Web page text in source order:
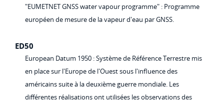
"EUMETNET GNSS water vapour programme" : Programme
européen de mesure de la vapeur d'eau par GNSS.
ED50
European Datum 1950 : Système de Référence Terrestre mis
en place sur l'Europe de l'Ouest sous l'influence des
américains suite à la deuxième guerre mondiale. Les
différentes réalisations ont utilisées les observations des